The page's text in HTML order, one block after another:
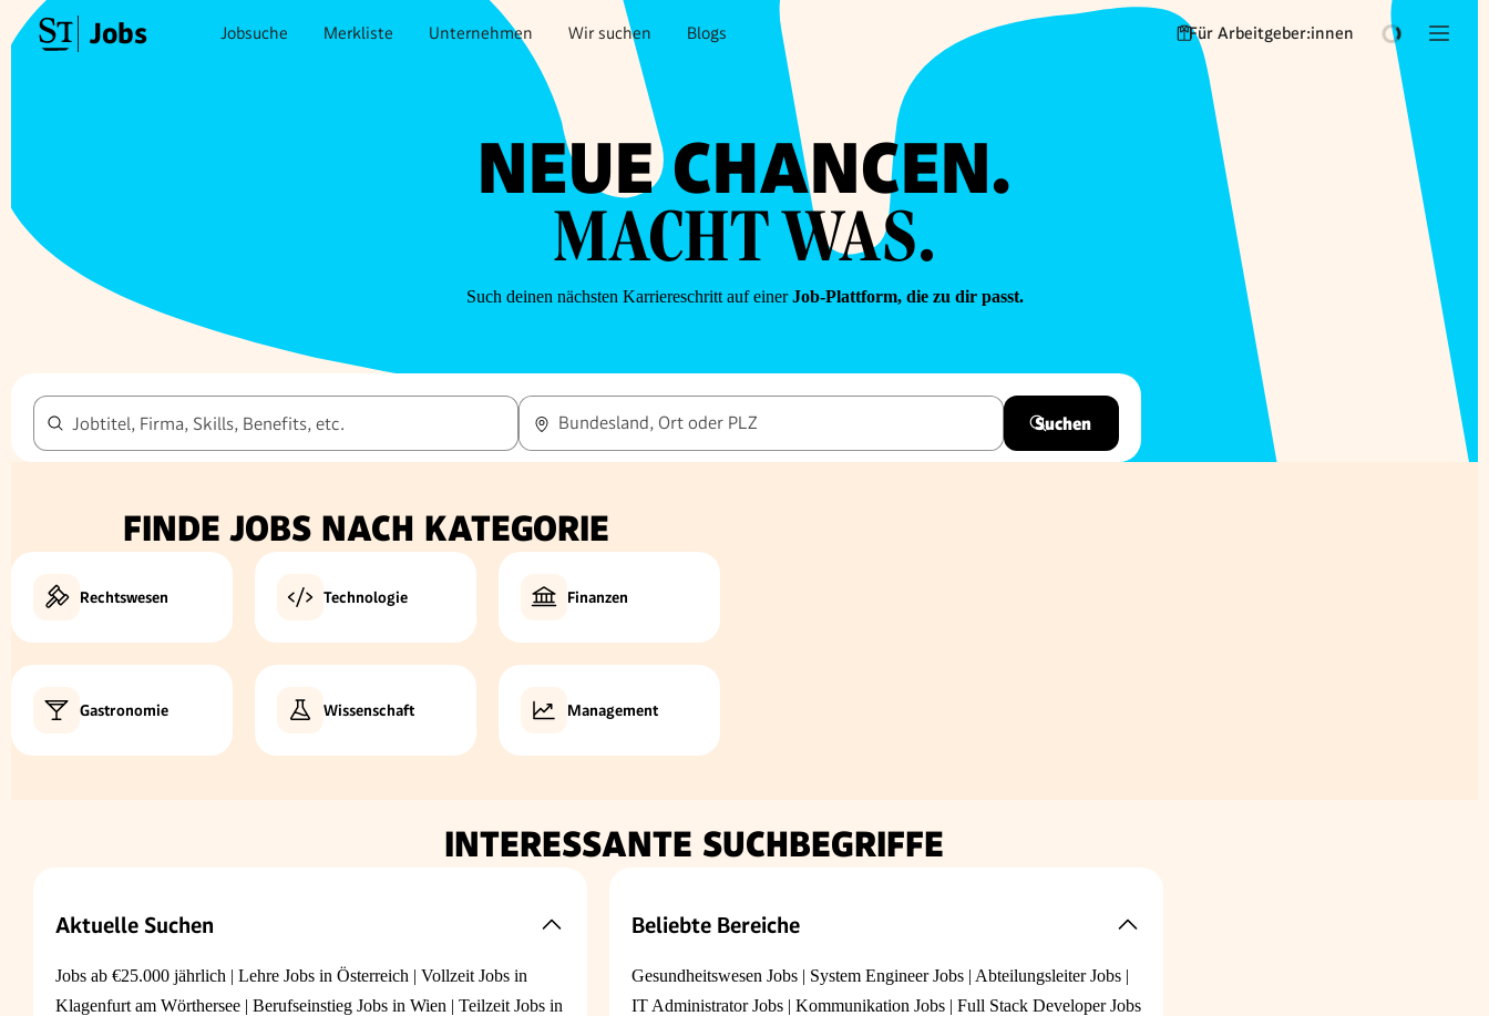
Jobs Jobsuche Merkliste Unternehmen Wir suchen Blogs Für Arbeitgeber:innen
NEUE CHANCEN.
MACHT WAS.
Such deinen nächsten Karriereschritt auf einerJob-Plattform, die zu dir passt.
Jobtitel, Firma, Skills, Benefits, etc. Bundesland, Ort oder PLZ Suchen
FINDE JOBS NACH KATEGORIE
Rechtswesen Technologie Finanzen
Gastronomie Wissenschaft Management
INTERESSANTE SUCHBEGRIFFE
Aktuelle Suchen
Jobs ab €25.000 jährlich | Lehre Jobs in Österreich | Vollzeit Jobs in
Klagenfurt am Wörthersee | Berufseinstieg Jobs in Wien | Teilzeit Jobs in
Beliebte Bereiche
Gesundheitswesen Jobs | System Engineer Jobs | Abteilungsleiter Jobs |
IT Administrator Jobs | Kommunikation Jobs | Full Stack Developer Jobs